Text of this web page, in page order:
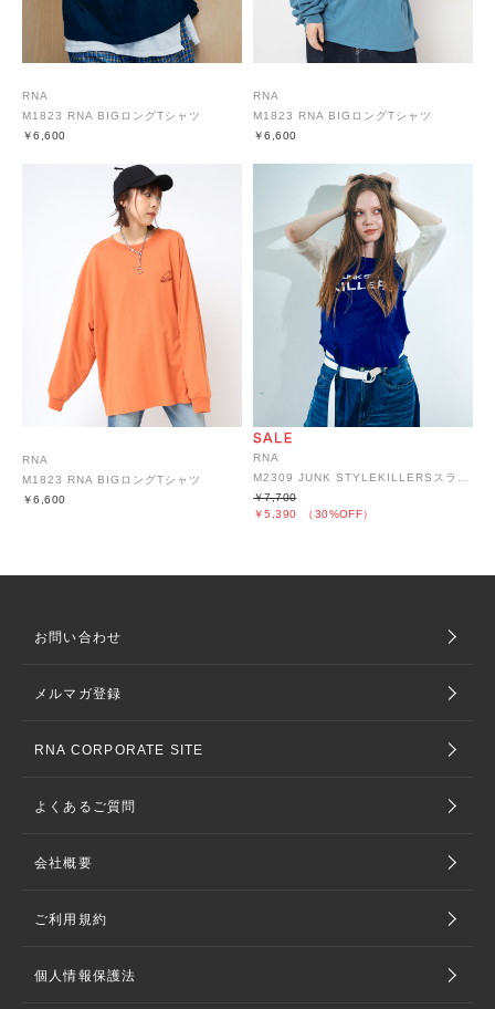
RNA
M1823 RNA BIGロングTシャツ
￥6,600
RNA
M1823 RNA BIGロングTシャツ
￥6,600
RNA
M1823 RNA BIGロングTシャツ
￥6,600
RNA
M2309 JUNK STYLEKILLERSスラブちびラグラン
￥5,390 （30%OFF）
￥7,700
お問い合わせ
メルマガ登録
RNA CORPORATE SITE
よくあるご質問
会社概要
ご利用規約
個人情報保護法